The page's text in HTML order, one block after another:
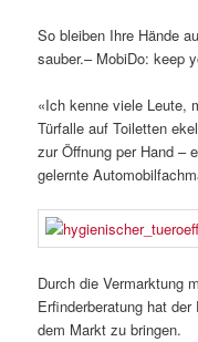
So bleiben Ihre Hände
sauber.– MobiDo: keep
«Ich kenne viele Leute,
Türfalle auf Toiletten
zur Öffnung per Hand –
gelernte
Durch die Vermarktung
Erfinderberatung hat
dem Markt zu bringen.